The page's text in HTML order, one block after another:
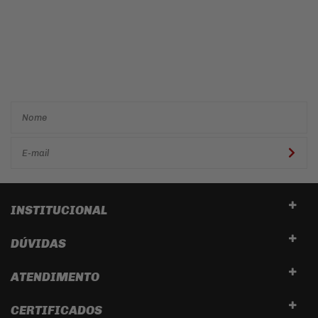
INSTITUCIONAL
DÚVIDAS
ATENDIMENTO
CERTIFICADOS